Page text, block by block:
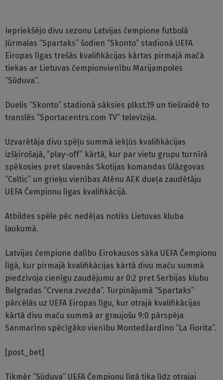
Iepriekšējo divu sezonu Latvijas čempione futbolā
Jūrmalas “Spartaks” šodien “Skonto” stadionā UEFA
Eiropas līgas trešās kvalifikācijas kārtas pirmajā mačā
tiekas ar Lietuvas čempionvienību Marijampoles
“Sūduva”.
Duelis “Skonto” stadionā sāksies plkst.19 un tiešraidē to
translēs “Sportacentrs.com TV” televīzija.
Uzvarētāja divu spēļu summā iekļūs kvalifikācijas
izšķirošajā, “play-off” kārtā, kur par vietu grupu turnīrā
spēkosies pret slavenās Skotijas komandas Glāzgovas
“Celtic” un grieķu vienības Atēnu AEK dueļa zaudētāju
UEFA Čempionu līgas kvalifikācijā.
Atbildes spēle pēc nedēļas notiks Lietuvas kluba
laukumā.
Latvijas čempione dalību Eirokausos sāka UEFA Čempionu
līgā, kur pirmajā kvalifikācijas kārtā divu maču summā
piedzīvoja cienīgu zaudējumu ar 0:2 pret Serbijas klubu
Belgradas “Crvena zvezda”. Turpinājumā “Spartaks”
pārcēlās uz UEFA Eiropas līgu, kur otrajā kvalifikācijas
kārtā divu maču summā ar graujošu 9:0 pārspēja
Sanmarīno spēcīgāko vienību Montedžardīno “La Fiorita”.
[post_bet]
Tikmēr “Sūduva” UEFA Čempionu līgā tika līdz otrajai